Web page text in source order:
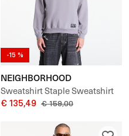
-15 %
NEIGHBORHOOD
Sweatshirt Staple Sweatshirt
Ls
€ 135,49 € 159,00